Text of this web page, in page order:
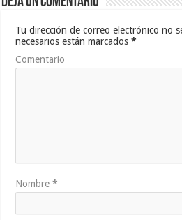
Tu dirección de correo electrónico no
necesarios están marcados*
Comentario
Nombre*